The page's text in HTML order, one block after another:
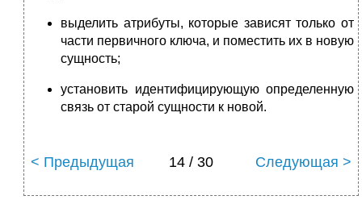
выделить атрибуты, которые зависят только от
части первичного ключа, и поместить их в новую
сущность;
установить идентифицирующую определенную
связь от старой сущности к новой.
< Предыдущая 14 / 30 Следующая >